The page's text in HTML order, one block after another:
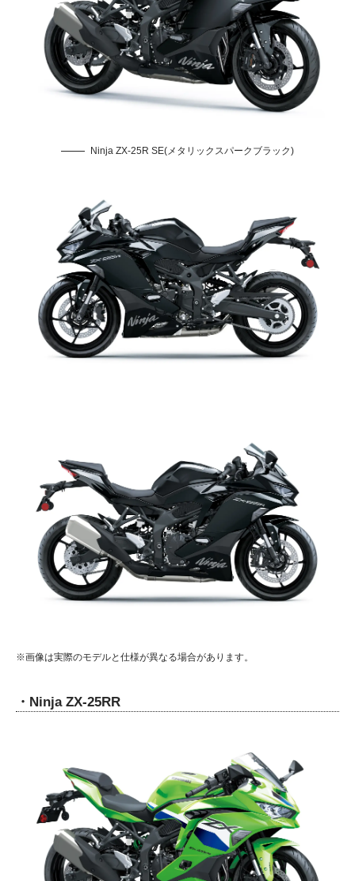
Ninja ZX-25R SE(メタリックスパークブラック)
※画像は実際のモデルと仕様が異なる場合があります。
・Ninja ZX-25RR